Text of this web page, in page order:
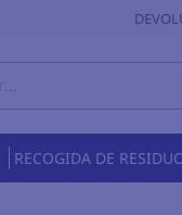
RECOGIDA DE